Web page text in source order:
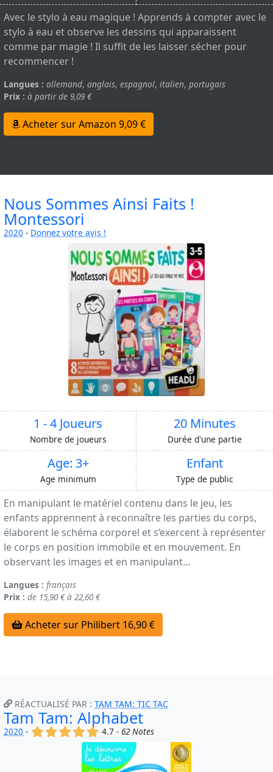
Avec le stylo à eau magique ! Apprends à compter avec le
stylo à eau et observe les dessins qui apparaissent
comme par magie ! Il suffit de les laisser sécher pour
recommencer !
Langues : allemand, anglais, espagnol, italien, portugais
Prix : à partir de 9,09 €
Acheter sur Amazon 9,09 €
Nous Sommes Ainsi Faits !
Montessori
2020 - Donnez votre avis !
1 - 4 Joueurs
Nombre de joueurs
20 Minutes
Durée d'une partie
Age: 3+
Age minimum
Enfant
Type de public
En manipulant le matériel contenu dans le jeu, les
enfants apprennent à reconnaître les parties du corps,
élaborent le schéma corporel et s’exercent à représenter
le corps en position immobile et en mouvement. En
observant les images et en manipulant...
Langues : français
Prix : de 15,90 € à 22,60 €
Acheter sur Philibert 16,90 €
RÉACTUALISÉ PAR : TAM TAM: TIC TAC
Tam Tam: Alphabet
2020 - (x) (x) (x) (x) (x)
4.7 - 62 Notes